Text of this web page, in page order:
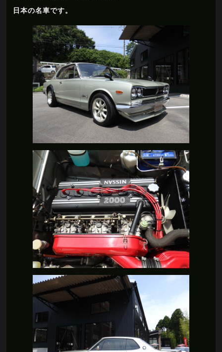
日本の名車です。